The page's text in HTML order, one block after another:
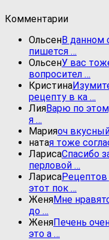
Комментарии
ОльсенВ данном
пишется …
ОльсенУ вас
вопросител …
Кристина
рецепту в ка …
ЛияВарю по
я …
Марияоч
натая тоже
ЛарисаСпасибо
перловой …
Лариса
этот пок …
ЖеняМне
до …
ЖеняПечень
это а …